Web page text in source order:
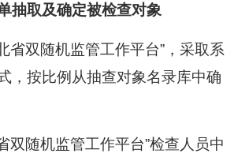
抽取及确定被检查对象
省双随机监管工作平台”，采取系
，按比例从抽查对象名录库中确
双随机监管工作平台”检查人员中